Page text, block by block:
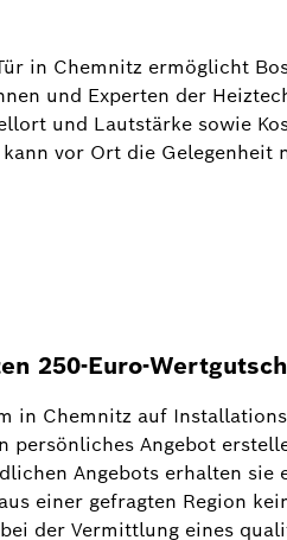
in Chemnitz ermöglicht
und Experten der
und Lautstärke sowie
vor Ort die Gelegenheit
250-Euro-
in Chemnitz auf
persönliches Angebot
Angebots erhalten sie
einer gefragten Region
der Vermittlung eines